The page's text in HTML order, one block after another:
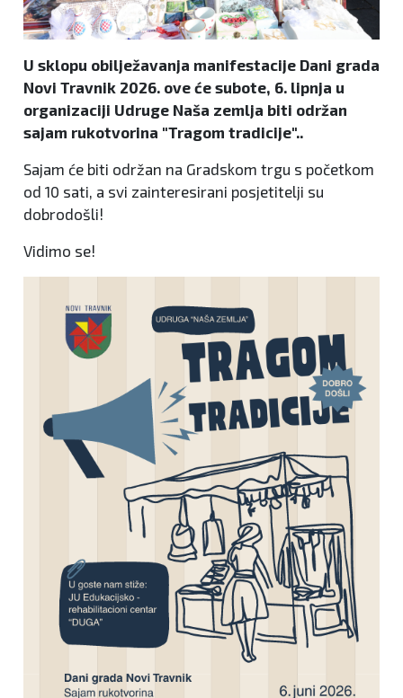
U sklopu obilježavanja manifestacije Dani grada
Novi Travnik 2026. ove će subote, 6. lipnja u
organizaciji Udruge Naša zemlja biti održan
sajam rukotvorina "Tragom tradicije"..
Sajam će biti održan na Gradskom trgu s početkom
od 10 sati, a svi zainteresirani posjetitelji su
dobrodošli!
Vidimo se!